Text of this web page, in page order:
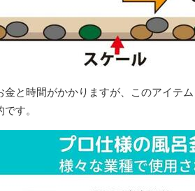
金と時間がかかりますが、このアイテ
す。